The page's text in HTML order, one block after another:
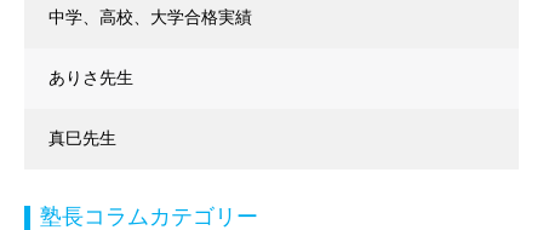
中学、高校、大学合格実績
ありさ先生
真巳先生
塾長コラムカテゴリー